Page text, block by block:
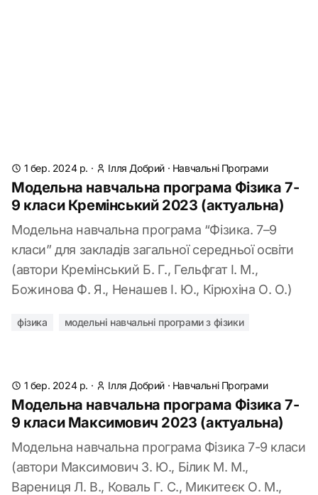
1 бер. 2024 р. · Ілля Добрий · Навчальні Програми
Модельна навчальна програма Фізика 7-
9 класи Кремінський 2023 (актуальна)
Модельна навчальна програма “Фізика. 7–9
класи” для закладів загальної середньої освіти
(автори Кремінський Б. Г., Гельфгат І. М.,
Божинова Ф. Я., Ненашев І. Ю., Кірюхіна О. О.)
фізика модельні навчальні програми з фізики
1 бер. 2024 р. · Ілля Добрий · Навчальні Програми
Модельна навчальна програма Фізика 7-
9 класи Максимович 2023 (актуальна)
Модельна навчальна програма Фізика 7-9 класи
(автори Максимович З. Ю., Білик М. М.,
Варениця Л. В., Коваль Г. С., Микитеєк О. М.,